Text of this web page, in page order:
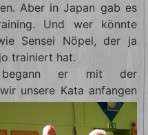
Aber in Japan gab es
Und wer könnte
Sensei Nöpel, der ja
trainiert hat.
begann er mit der
unsere Kata anfangen